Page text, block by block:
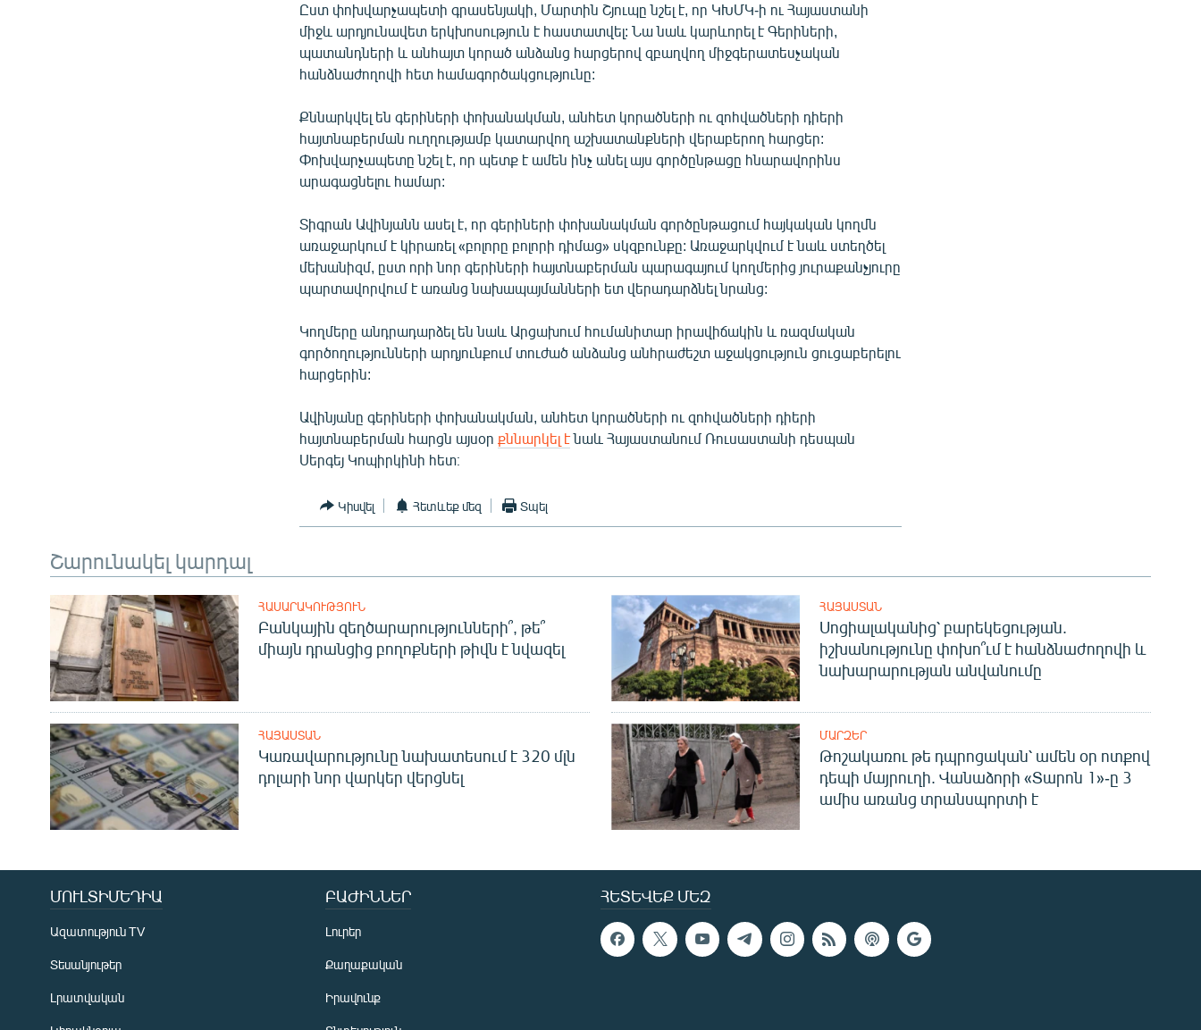
Ըստ փոխվարչապետի գրասենյակի, Մարտին Շյուպը նշել է, որ ԿԽՄԿ-ի ու Հայաստանի
միջև արդյունավետ երկխոսություն է հաստատվել: Նա նաև կարևորել է Գերիների,
պատանդների և անհայտ կորած անձանց հարցերով զբաղվող միջգերատեսչական
հանձնաժողովի հետ համագործակցությունը:
Քննարկվել են գերիների փոխանակման, անհետ կորածների ու զոհվածների դիերի
հայտնաբերման ուղղությամբ կատարվող աշխատանքների վերաբերող հարցեր:
Փոխվարչապետը նշել է, որ պետք է ամեն ինչ անել այս գործընթացը հնարավորինս
արագացնելու համար:
Տիգրան Ավինյանն ասել է, որ գերիների փոխանակման գործընթացում հայկական կողմն
առաջարկում է կիրառել «բոլորը բոլորի դիմաց» սկզբունքը: Առաջարկվում է նաև ստեղծել
մեխանիզմ, ըստ որի նոր գերիների հայտնաբերման պարագայում կողմերից յուրաքանչյուրը
պարտավորվում է առանց նախապայմանների ետ վերադարձնել նրանց:
Կողմերը անդրադարձել են նաև Արցախում հումանիտար իրավիճակին և ռազմական
գործողությունների արդյունքում տուժած անձանց անհրաժեշտ աջակցություն ցուցաբերելու
հարցերին:
Ավինյանը գերիների փոխանակման, անհետ կորածների ու զոհվածների դիերի
հայտնաբերման հարցն այսօր քննարկել էնաև Հայաստանում Ռուսաստանի դեսպան
Սերգեյ Կոպիրկինի հետ։
Կիսվել Հետևեք մեզ Տպել
Շարունակել կարդալ
ՀԱՍԱՐԱԿՈՒԹՅՈՒՆ
Բանկային զեղծարարությունների՞, թե՞
միայն դրանցից բողոքների թիվն է նվազել
ՀԱՅԱՍՏԱՆ
Սոցիալականից՝ բարեկեցության.
իշխանությունը փոխո՞ւմ է հանձնաժողովի և
նախարարության անվանումը
ՀԱՅԱՍՏԱՆ
Կառավարությունը նախատեսում է 320 մլն
դոլարի նոր վարկեր վերցնել
ՄԱՐԶԵՐ
Թոշակառու թե դպրոցական՝ ամեն օր ոտքով
դեպի մայրուղի. Վանաձորի «Տարոն 1»-ը 3
ամիս առանց տրանսպորտի է
ՀԵՏԵՎԵՔ ՄԵԶ
ՄՈՒԼՏԻՄԵԴԻԱ
Ազատություն TV
Տեսանյութեր
Լրատվական
ԲԱԺԻՆՆԵՐ
Լուրեր
Քաղաքական
Իրավունք